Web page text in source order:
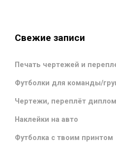
Свежие записи
Печать чертежей и
Футболки для команды/
Чертежи, переплёт
Наклейки на авто
Футболка с твоим принтом